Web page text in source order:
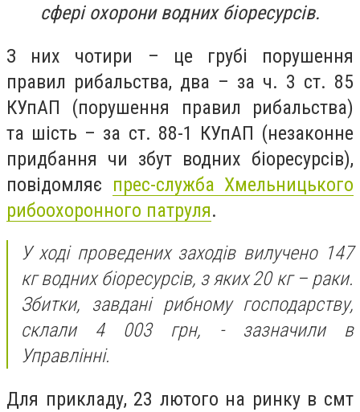
сфері охорони водних біоресурсів.
З них чотири – це грубі порушення
правил рибальства, два – за ч. 3 ст. 85
КУпАП (порушення правил рибальства)
та шість – за ст. 88-1 КУпАП (незаконне
придбання чи збут водних біоресурсів),
повідомляє прес-служба Хмельницького
рибоохоронного патруля.
У ході проведених заходів вилучено 147
кг водних біоресурсів, з яких 20 кг – раки.
Збитки, завдані рибному господарству,
склали 4 003 грн, - зазначили в
Управлінні.
Для прикладу, 23 лютого на ринку в смт